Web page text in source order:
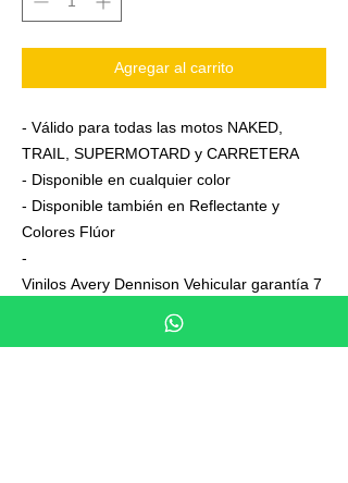
Agregar al carrito
- Válido para todas las motos NAKED,
TRAIL, SUPERMOTARD y CARRETERA
- Disponible en cualquier color
- Disponible también en Reflectante y
Colores Flúor
-
Vinilos Avery Dennison Vehicular garantía 7
- Junto a su pedido se adjuntan unas